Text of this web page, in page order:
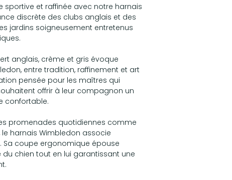
sportive et raffinée avec notre harnais
discrète des clubs anglais et des
jardins soigneusement entretenus
anglais, crème et gris évoque
entre tradition, raffinement et art
pensée pour les maîtres qui
offrir à leur compagnon un
confortable.
promenades quotidiennes comme
harnais Wimbledon associe
Sa coupe ergonomique épouse
chien tout en lui garantissant une